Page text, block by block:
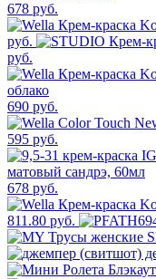
678 руб.
руб.
руб.
690 руб.
595 руб.
678 руб.
811.80 руб.